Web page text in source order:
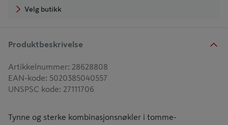
Velg butikk
Produktbeskrivelse
Artikkelnummer: 28628808
EAN-kode: 5020385040557
UNSPSC kode: 27111706
Tynne og sterke kombinasjonsnøkler i tomme-